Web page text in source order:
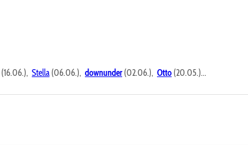
(16.06.), Stella (06.06.), downunder(02.06.), Otto (20.05.)...